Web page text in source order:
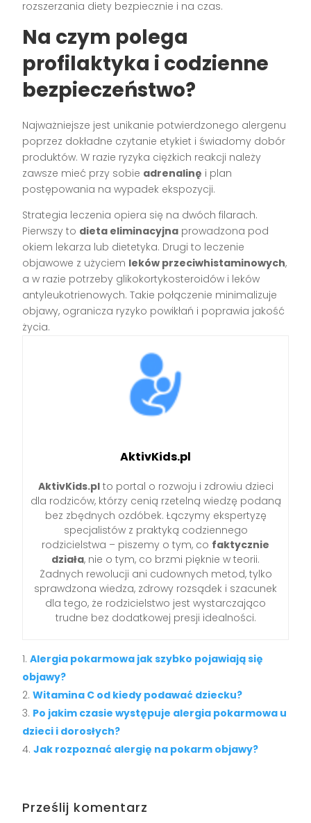
rozszerzania diety bezpiecznie i na czas.
Na czym polega
profilaktyka i codzienne
bezpieczeństwo?
Najważniejsze jest unikanie potwierdzonego alergenu
poprzez dokładne czytanie etykiet i świadomy dobór
produktów. W razie ryzyka ciężkich reakcji należy
zawsze mieć przy sobie adrenalinę i plan
postępowania na wypadek ekspozycji.
Strategia leczenia opiera się na dwóch filarach.
Pierwszy to dieta eliminacyjna prowadzona pod
okiem lekarza lub dietetyka. Drugi to leczenie
objawowe z użyciem leków przeciwhistaminowych,
a w razie potrzeby glikokortykosteroidów i leków
antyleukotrienowych. Takie połączenie minimalizuje
objawy, ogranicza ryzyko powikłań i poprawia jakość
życia.
AktivKids.pl
AktivKids.plto portal o rozwoju i zdrowiu dzieci
dla rodziców, którzy cenią rzetelną wiedzę podaną
bez zbędnych ozdóbek. Łączymy ekspertyzę
specjalistów z praktyką codziennego
rodzicielstwa – piszemy o tym, co faktycznie
działa, nie o tym, co brzmi pięknie w teorii.
Żadnych rewolucji ani cudownych metod, tylko
sprawdzona wiedza, zdrowy rozsądek i szacunek
dla tego, że rodzicielstwo jest wystarczająco
trudne bez dodatkowej presji idealności.
Alergia pokarmowa jak szybko pojawiają się
objawy?
Witamina C od kiedy podawać dziecku?
Po jakim czasie występuje alergia pokarmowa u
dzieci i dorosłych?
Jak rozpoznać alergię na pokarm objawy?
Prześlij komentarz